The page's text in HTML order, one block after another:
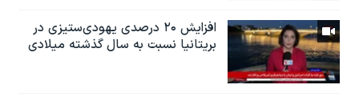
افزایش ۲۰ درصدی یهودی‌ستیزی در
بریتانیا نسبت به سال گذشته میلادی